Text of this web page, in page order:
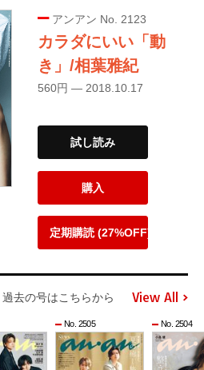
アンアン No. 2123
カラダにいい「動
き」/相葉雅紀
560円 — 2018.10.17
試し読み
購入
定期購読 (27%OFF)
過去の号はこちらから View All
No. 2505 No. 2504